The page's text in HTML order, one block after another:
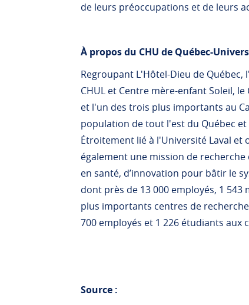
de leurs préoccupations et de leurs
À propos du CHU de Québec-
Regroupant L'Hôtel-Dieu de
CHUL et Centre mère-enfant Soleil,
et l'un des trois plus importants au
population de tout l'est du Québec
Étroitement lié à l'Université Laval
également une mission de
en santé, d’innovation pour bâtir le
dont près de 13 000 employés, 1
plus importants centres de
700 employés et 1 226 étudiants aux
Source :